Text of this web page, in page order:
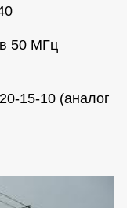
50 МГц
15-10 (аналог